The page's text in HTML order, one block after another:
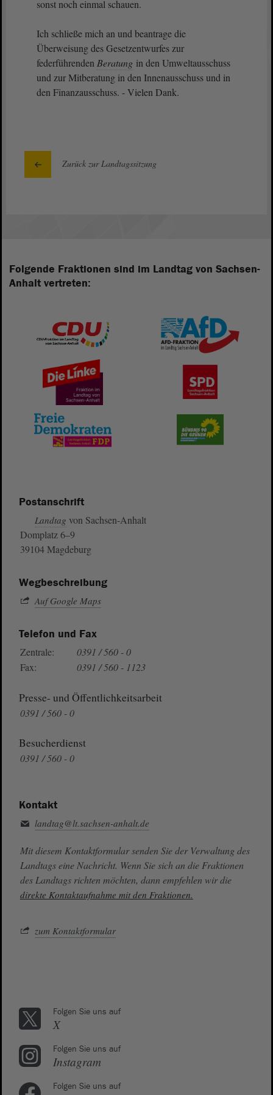
sonst noch einmal schauen.
Ich schließe mich an und beantrage die
Überweisung des Gesetzentwurfes zur
federführenden Beratung in den Umweltausschuss
und zur Mitberatung in den Innenausschuss und in
den Finanzausschuss. - Vielen Dank.
Zurück zur Landtagssitzung
Folgende Fraktionen sind im Landtag von Sachsen-
Anhalt vertreten:
Postanschrift
Landtag von Sachsen-Anhalt
Domplatz 6–9
39104 Magdeburg
Wegbeschreibung
Auf Google Maps
Telefon und Fax
Zentrale:
0391 / 560 - 0
Fax:
0391 / 560 - 1123
Presse- und Öffentlichkeitsarbeit
0391 / 560 - 0
Besucherdienst
0391 / 560 - 0
Kontakt
landtag@lt.sachsen-anhalt.de
Mit diesem Kontaktformular senden Sie der Verwaltung des
Landtags eine Nachricht. Wenn Sie sich an die Fraktionen
des Landtags richten möchten, dann empfehlen wir die
direkte Kontaktaufnahme mit den Fraktionen.
zum Kontaktformular
Folgen Sie uns auf
X
Folgen Sie uns auf
Instagram
Folgen Sie uns auf